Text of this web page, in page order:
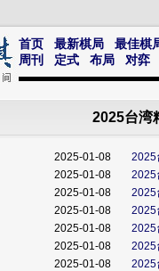
首页 最新棋局
最佳棋
周刊
定式 布局 对弈
2025台湾
2025-01-08
2025
2025-01-08
2025
2025-01-08
2025
2025-01-08
2025
2025-01-08
2025
2025-01-08
2025
2025-01-08
2025